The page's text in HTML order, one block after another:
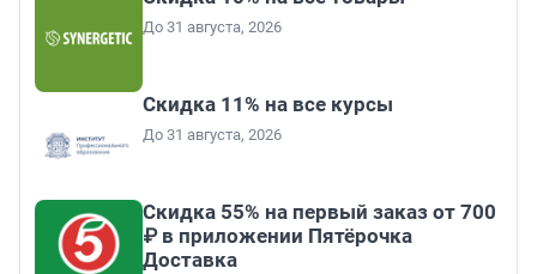
До 31 августа, 2026
Скидка 11% на все курсы
До 31 августа, 2026
Скидка 55% на первый заказ от 700
₽ в приложении Пятёрочка
Доставка